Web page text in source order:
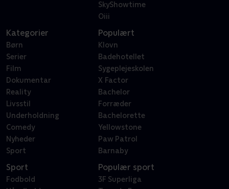
SkyShowtime
Oiii
Kategorier
Børn
Serier
Film
Dokumentar
Reality
Livsstil
Underholdning
Comedy
Nyheder
Sport
Populært
Klovn
Badehotellet
Sygeplejeskolen
X Factor
Bachelor
Forræder
Bachelorette
Yellowstone
Paw Patrol
Barnaby
Sport
Fodbold
Populær sport
3F Superliga